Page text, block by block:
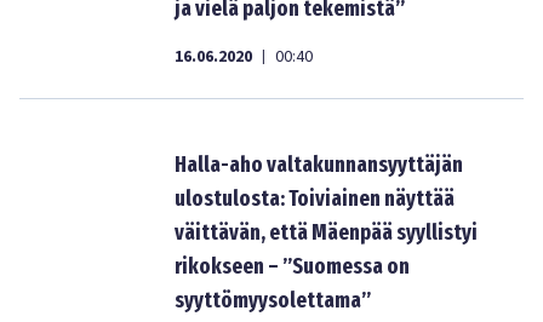
ja vielä paljon tekemistä”
16.06.2020 | 00:40
Halla-aho valtakunnansyyttäjän
ulostulosta: Toiviainen näyttää
väittävän, että Mäenpää syyllistyi
rikokseen – ”Suomessa on
syyttömyysolettama”